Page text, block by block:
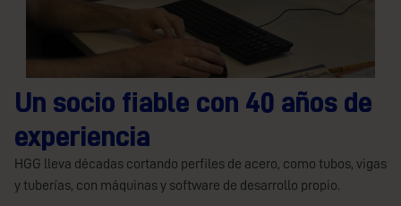
Un socio fiable con 40 años de
experiencia
HGG lleva décadas cortando perfiles de acero, como tubos, vigas
y tuberías, con máquinas y software de desarrollo propio.